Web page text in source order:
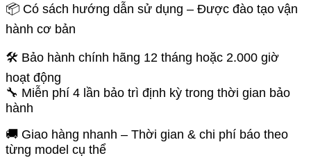
📦 Có sách hướng dẫn sử dụng – Được đào tạo vận
hành cơ bản
🛠️ Bảo hành chính hãng 12 tháng hoặc 2.000 giờ
hoạt động
🔧 Miễn phí 4 lần bảo trì định kỳ trong thời gian bảo
hành
🚚 Giao hàng nhanh – Thời gian & chi phí báo theo
từng model cụ thể